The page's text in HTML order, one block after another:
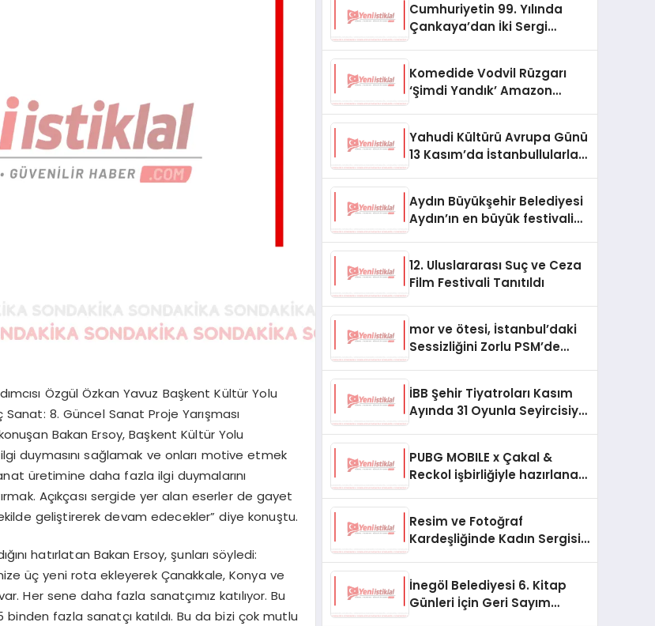
Özgül Özkan Yavuz Başkent Kültür Yolu
Sanat: 8. Güncel Sanat Proje Yarışması
Bakan Ersoy, Başkent Kültür Yolu
duymasını sağlamak ve onları motive etmek
üretimine daha fazla ilgi duymalarını
Açıkçası sergide yer alan eserler de gayet
geliştirerek devam edecekler” diye konuştu.
hatırlatan Bakan Ersoy, şunları söyledi:
üç yeni rota ekleyerek Çanakkale, Konya ve
Her sene daha fazla sanatçımız katılıyor. Bu
fazla sanatçı katıldı. Bu da bizi çok mutlu
Cumhuriyetin 99. Yılında
Çankaya’dan İki Sergi
Komedide Vodvil Rüzgarı
‘Şimdi Yandık’ Amazon
Yahudi Kültürü Avrupa Günü
13 Kasım’da İstanbullularla
Aydın Büyükşehir Belediyesi
Aydın’ın en büyük festivalini
12. Uluslararası Suç ve Ceza
Film Festivali Tanıtıldı
mor ve ötesi, İstanbul’daki
Sessizliğini Zorlu PSM’de
İBB Şehir Tiyatroları Kasım
Ayında 31 Oyunla Seyircisiyle
PUBG MOBILE x Çakal &
Reckol işbirliğiyle hazırlanan
Resim ve Fotoğraf
Kardeşliğinde Kadın Sergisi
İnegöl Belediyesi 6. Kitap
Günleri İçin Geri Sayım